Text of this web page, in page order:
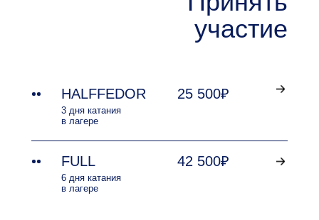
6 дня катания
в лагере
FULL 42 500₽
3 дня катания
в лагере
25 500₽
HALFFEDOR
участие